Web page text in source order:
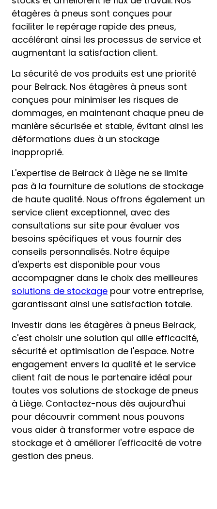
étagères à pneus sont conçues pour
faciliter le repérage rapide des pneus,
accélérant ainsi les processus de service et
augmentant la satisfaction client.
La sécurité de vos produits est une priorité
pour Belrack. Nos étagères à pneus sont
conçues pour minimiser les risques de
dommages, en maintenant chaque pneu de
manière sécurisée et stable, évitant ainsi les
déformations dues à un stockage
inapproprié.
L'expertise de Belrack à Liège ne se limite
pas à la fourniture de solutions de stockage
de haute qualité. Nous offrons également un
service client exceptionnel, avec des
consultations sur site pour évaluer vos
besoins spécifiques et vous fournir des
conseils personnalisés. Notre équipe
d'experts est disponible pour vous
accompagner dans le choix des meilleures
solutions de stockage pour votre entreprise,
garantissant ainsi une satisfaction totale.
Investir dans les étagères à pneus Belrack,
c'est choisir une solution qui allie efficacité,
sécurité et optimisation de l'espace. Notre
engagement envers la qualité et le service
client fait de nous le partenaire idéal pour
toutes vos solutions de stockage de pneus
à Liège. Contactez-nous dès aujourd'hui
pour découvrir comment nous pouvons
vous aider à transformer votre espace de
stockage et à améliorer l'efficacité de votre
gestion des pneus.